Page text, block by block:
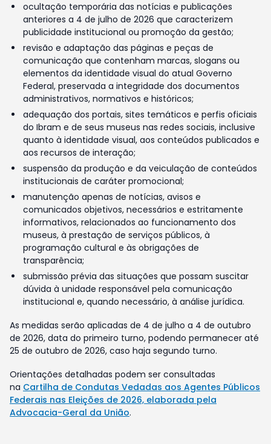
ocultação temporária das notícias e publicações
anteriores a 4 de julho de 2026 que caracterizem
publicidade institucional ou promoção da gestão;
revisão e adaptação das páginas e peças de
comunicação que contenham marcas, slogans ou
elementos da identidade visual do atual Governo
Federal, preservada a integridade dos documentos
administrativos, normativos e históricos;
adequação dos portais, sites temáticos e perfis oficiais
do Ibram e de seus museus nas redes sociais, inclusive
quanto à identidade visual, aos conteúdos publicados e
aos recursos de interação;
suspensão da produção e da veiculação de conteúdos
institucionais de caráter promocional;
manutenção apenas de notícias, avisos e
comunicados objetivos, necessários e estritamente
informativos, relacionados ao funcionamento dos
museus, à prestação de serviços públicos, à
programação cultural e às obrigações de
transparência;
submissão prévia das situações que possam suscitar
dúvida à unidade responsável pela comunicação
institucional e, quando necessário, à análise jurídica.
As medidas serão aplicadas de 4 de julho a 4 de outubro
de 2026, data do primeiro turno, podendo permanecer até
25 de outubro de 2026, caso haja segundo turno.
Orientações detalhadas podem ser consultadas
na Cartilha de Condutas Vedadas aos Agentes Públicos
Federais nas Eleições de 2026, elaborada pela
Advocacia-Geral da União.